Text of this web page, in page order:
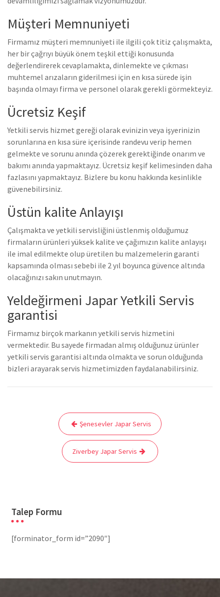
Müşteri Memnuniyeti
Firmamız müşteri memnuniyeti ile ilgili çok titiz çalışmakta,
her bir çağrıyı büyük önem teşkil ettiği konusunda
değerlendirerek cevaplamakta, dinlemekte ve çıkması
muhtemel arızaların giderilmesi için en kısa sürede işin
başında olmayı firma ve personel olarak gerekli görmekteyiz.
Ücretsiz Keşif
Yetkili servis hizmet gereği olarak evinizin veya işyerinizin
sorunlarına en kısa süre içerisinde randevu verip hemen
gelmekte ve sorunu anında çözerek gerektiğinde onarım ve
bakımı anında yapmaktayız. Ücretsiz keşif kelimesinden daha
fazlasını yapmaktayız. Bizlere bu konu hakkında kesinlikle
güvenebilirsiniz.
Üstün kalite Anlayışı
Çalışmakta ve yetkili servisliğini üstlenmiş olduğumuz
firmaların ürünleri yüksek kalite ve çağımızın kalite anlayışı
ile imal edilmekte olup üretilen bu malzemelerin garanti
kapsamında olması sebebi ile 2 yıl boyunca güvence altında
olacağınızı sakın unutmayın.
Yeldeğirmeni Japar Yetkili Servis
garantisi
Firmamız birçok markanın yetkili servis hizmetini
vermektedir. Bu sayede firmadan almış olduğunuz ürünler
yetkili servis garantisi altında olmakta ve sorun olduğunda
bizleri arayarak servis hizmetimizden faydalanabilirsiniz.
gezinmesi
Şenesevler Japar Servis
Ziverbey Japar Servis
Talep Formu
[forminator_form id=”2090″]